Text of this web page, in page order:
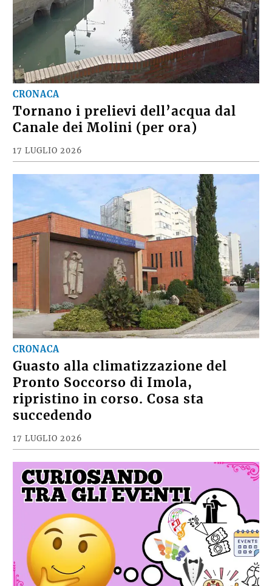
CRONACA
Tornano i prelievi dell’acqua dal
Canale dei Molini (per ora)
17 LUGLIO 2026
CRONACA
Guasto alla climatizzazione del
Pronto Soccorso di Imola,
ripristino in corso. Cosa sta
succedendo
17 LUGLIO 2026